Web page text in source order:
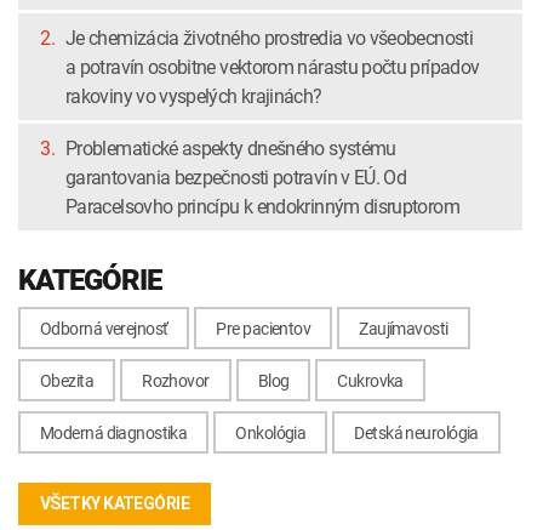
2. Je chemizácia životného prostredia vo všeobecnosti
a potravín osobitne vektorom nárastu počtu prípadov
rakoviny vo vyspelých krajinách?
3. Problematické aspekty dnešného systému
garantovania bezpečnosti potravín v EÚ. Od
Paracelsovho princípu k endokrinným disruptorom
KATEGÓRIE
Odborná verejnosť Pre pacientov Zaujímavosti
Obezita Rozhovor Blog Cukrovka
Moderná diagnostika Onkológia Detská neurológia
VŠETKY KATEGÓRIE